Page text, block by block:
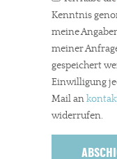
In eigener Sache
Kenntnis
meine
meiner
gespeichert
Einwilligung
Mail an
widerrufen.